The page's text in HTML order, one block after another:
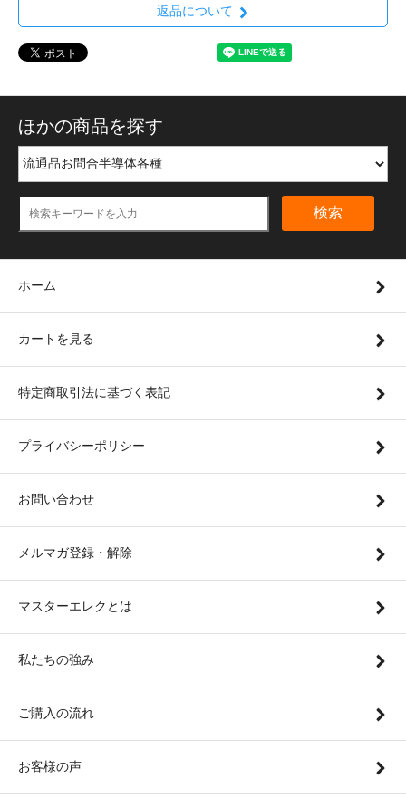
返品について
ほかの商品を探す
検索
ホーム
カートを見る
特定商取引法に基づく表記
プライバシーポリシー
お問い合わせ
メルマガ登録・解除
マスターエレクとは
私たちの強み
ご購入の流れ
お客様の声